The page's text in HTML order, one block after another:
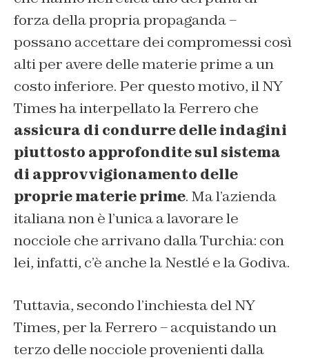
forza della propria propaganda –
possano accettare dei compromessi così
alti per avere delle materie prime a un
costo inferiore. Per questo motivo, il NY
Times ha interpellato la Ferrero che
assicura di condurre delle indagini
piuttosto approfondite sul sistema
di approvvigionamento delle
proprie materie prime. Ma l’azienda
italiana non è l’unica a lavorare le
nocciole che arrivano dalla Turchia: con
lei, infatti, c’è anche la Nestlé e la Godiva.
Tuttavia, secondo l’inchiesta del NY
Times, per la Ferrero – acquistando un
terzo delle nocciole provenienti dalla